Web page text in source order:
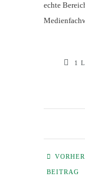
echte
1
BEITRAG